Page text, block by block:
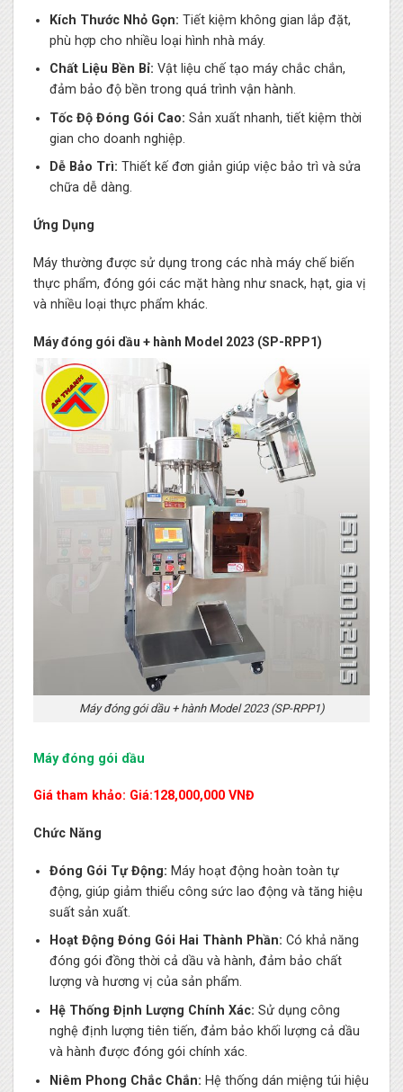
Kích Thước Nhỏ Gọn: Tiết kiệm không gian lắp đặt,
phù hợp cho nhiều loại hình nhà máy.
Chất Liệu Bền Bỉ: Vật liệu chế tạo máy chắc chắn,
đảm bảo độ bền trong quá trình vận hành.
Tốc Độ Đóng Gói Cao: Sản xuất nhanh, tiết kiệm thời
gian cho doanh nghiệp.
Dễ Bảo Trì: Thiết kế đơn giản giúp việc bảo trì và sửa
chữa dễ dàng.
Ứng Dụng
Máy thường được sử dụng trong các nhà máy chế biến
thực phẩm, đóng gói các mặt hàng như snack, hạt, gia vị
và nhiều loại thực phẩm khác.
Máy đóng gói dầu + hành Model 2023 (SP-RPP1)
Máy đóng gói dầu + hành Model 2023 (SP-RPP1)
Máy đóng gói dầu
Giá tham khảo: Giá:128,000,000 VNĐ
Chức Năng
Đóng Gói Tự Động: Máy hoạt động hoàn toàn tự
động, giúp giảm thiểu công sức lao động và tăng hiệu
suất sản xuất.
Hoạt Động Đóng Gói Hai Thành Phần: Có khả năng
đóng gói đồng thời cả dầu và hành, đảm bảo chất
lượng và hương vị của sản phẩm.
Hệ Thống Định Lượng Chính Xác: Sử dụng công
nghệ định lượng tiên tiến, đảm bảo khối lượng cả dầu
và hành được đóng gói chính xác.
Niêm Phong Chắc Chắn: Hệ thống dán miệng túi hiệu